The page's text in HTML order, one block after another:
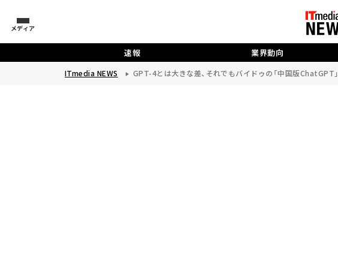
メディア
速報 業界動向
ITmedia NEWS GPT-4とは大きな差、それでもバイドゥの「中国版ChatGPT